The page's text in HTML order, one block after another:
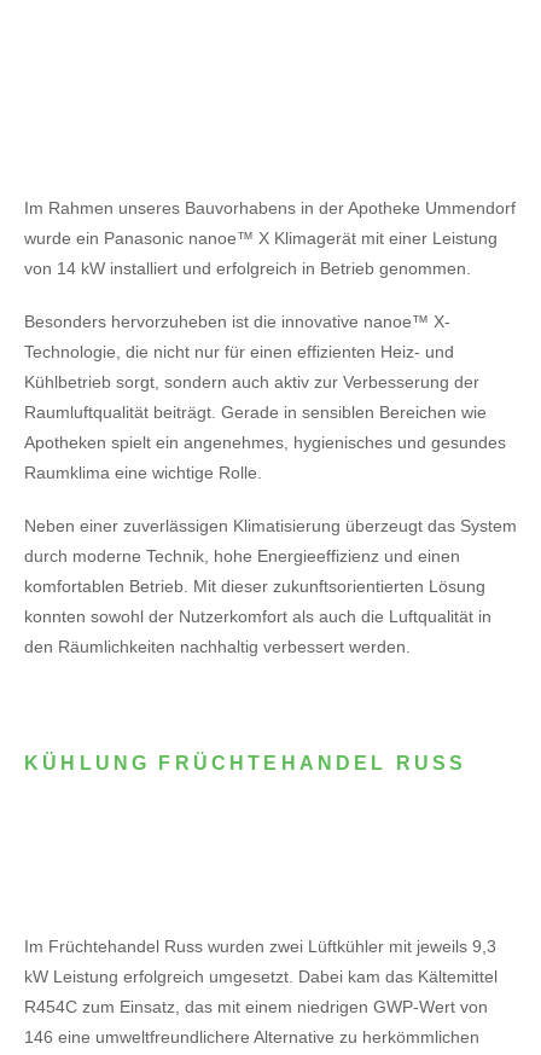
Im Rahmen unseres Bauvorhabens in der Apotheke Ummendorf
wurde ein Panasonic nanoe™ X Klimagerät mit einer Leistung
von 14 kW installiert und erfolgreich in Betrieb genommen.
Besonders hervorzuheben ist die innovative nanoe™ X-
Technologie, die nicht nur für einen effizienten Heiz- und
Kühlbetrieb sorgt, sondern auch aktiv zur Verbesserung der
Raumluftqualität beiträgt. Gerade in sensiblen Bereichen wie
Apotheken spielt ein angenehmes, hygienisches und gesundes
Raumklima eine wichtige Rolle.
Neben einer zuverlässigen Klimatisierung überzeugt das System
durch moderne Technik, hohe Energieeffizienz und einen
komfortablen Betrieb. Mit dieser zukunftsorientierten Lösung
konnten sowohl der Nutzerkomfort als auch die Luftqualität in
den Räumlichkeiten nachhaltig verbessert werden.
KÜHLUNG FRÜCHTEHANDEL RUSS
Im Früchtehandel Russ wurden zwei Lüftkühler mit jeweils 9,3
kW Leistung erfolgreich umgesetzt. Dabei kam das Kältemittel
R454C zum Einsatz, das mit einem niedrigen GWP-Wert von
146 eine umweltfreundlichere Alternative zu herkömmlichen